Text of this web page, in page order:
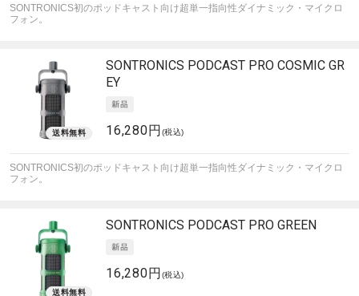
SONTRONICS初のポッドキャスト向け超単一指向性ダイナミック・マイクロ
フォン。
SONTRONICS PODCAST PRO COSMIC GR
EY
16,280円 (税込)
SONTRONICS初のポッドキャスト向け超単一指向性ダイナミック・マイクロ
フォン。
SONTRONICS PODCAST PRO GREEN
16,280円 (税込)